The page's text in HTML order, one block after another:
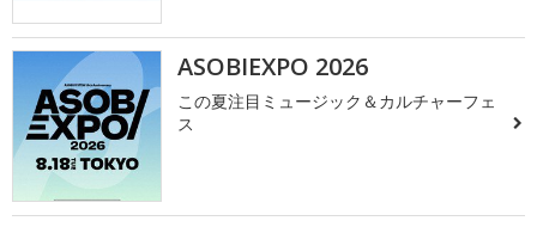
ASOBIEXPO 2026
この夏注目ミュージック＆カルチャーフェ
ス